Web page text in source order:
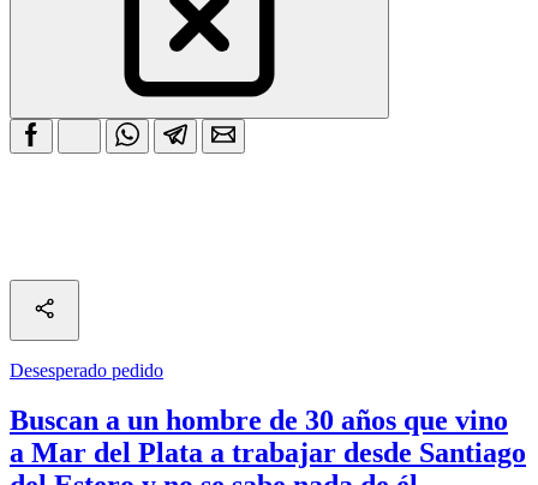
Desesperado pedido
Buscan a un hombre de 30 años que vino
a Mar del Plata a trabajar desde Santiago